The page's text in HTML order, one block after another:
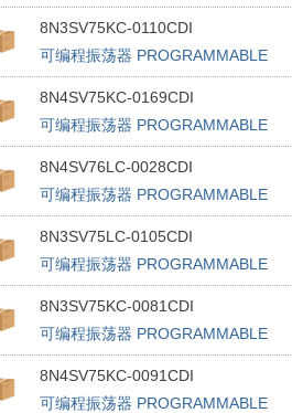
8N3SV75KC-0110CDI
可编程振荡器 PROGRAMMABLE
FEMTOCLOCK
8N4SV75KC-0169CDI
可编程振荡器 PROGRAMMABLE
FEMTOCLOCK
8N4SV76LC-0028CDI
可编程振荡器 PROGRAMMABLE
FEMTOCLOCK
8N3SV75LC-0105CDI
可编程振荡器 PROGRAMMABLE
FEMTOCLOCK
8N3SV75KC-0081CDI
可编程振荡器 PROGRAMMABLE
FEMTOCLOCK
8N4SV75KC-0091CDI
可编程振荡器 PROGRAMMABLE